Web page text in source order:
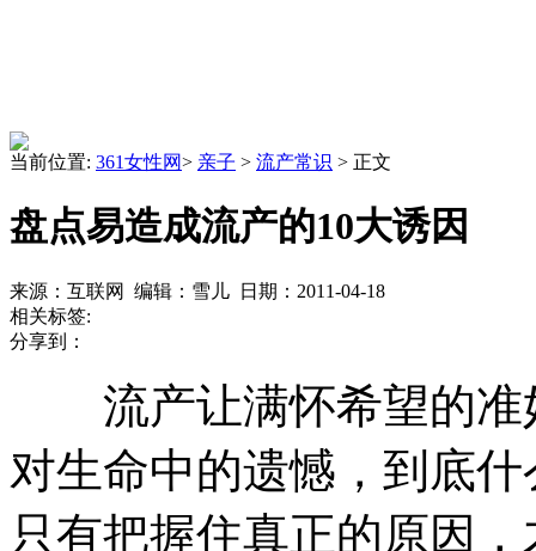
当前位置: 361女性网> 亲子 > 流产常识 > 正文
盘点易造成流产的10大诱因
来源：互联网 编辑：雪儿 日期：2011-04-18
相关标签:
分享到：
流产让满怀希望的准
对生命中的遗憾，到底
只有把握住真正的原因